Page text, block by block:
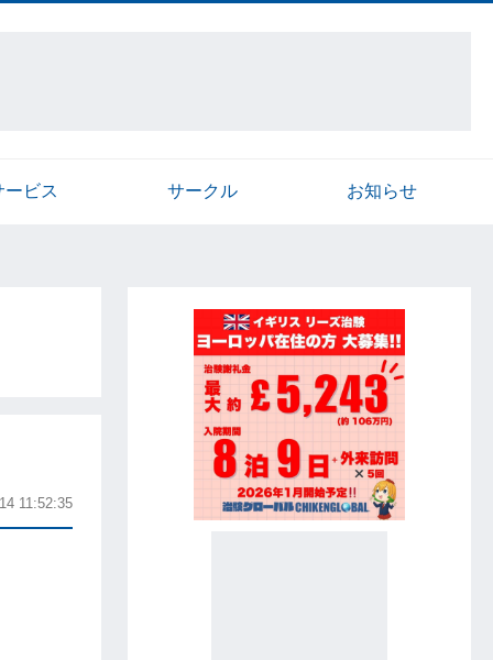
ービス サークル お知らせ
11:52:35